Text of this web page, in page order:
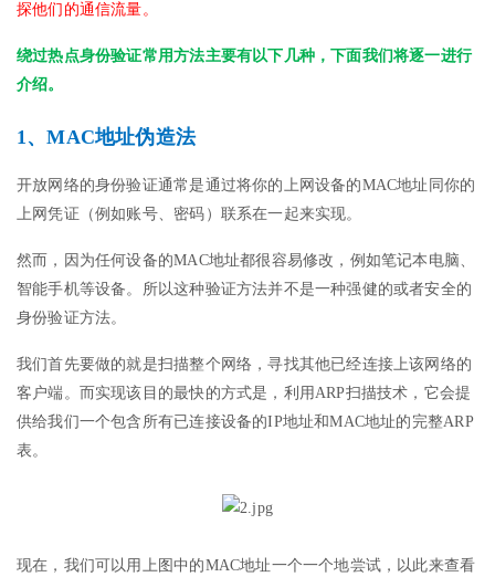
探他们的通信流量。
绕过热点身份验证常用方法主要有以下几种，下面我们将逐一进行
介绍。
1、MAC地址伪造法
开放网络的身份验证通常是通过将你的上网设备的MAC地址同你的
上网凭证（例如账号、密码）联系在一起来实现。
然而，因为任何设备的MAC地址都很容易修改，例如笔记本电脑、
智能手机等设备。所以这种验证方法并不是一种强健的或者安全的
身份验证方法。
我们首先要做的就是扫描整个网络，寻找其他已经连接上该网络的
客户端。而实现该目的最快的方式是，利用ARP扫描技术，它会提
供给我们一个包含所有已连接设备的IP地址和MAC地址的完整ARP
表。
现在，我们可以用上图中的MAC地址一个一个地尝试，以此来查看